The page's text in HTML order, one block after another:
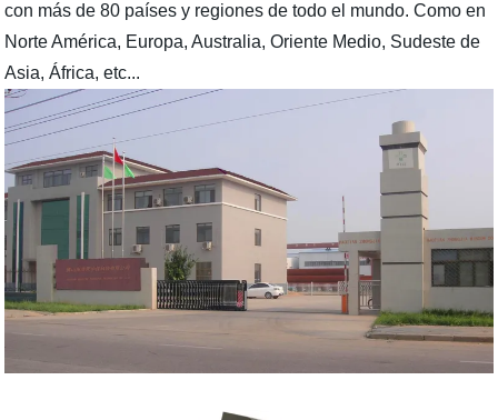
con más de 80 países y regiones de todo el mundo. Como en
Norte América, Europa, Australia, Oriente Medio, Sudeste de
Asia, África, etc...